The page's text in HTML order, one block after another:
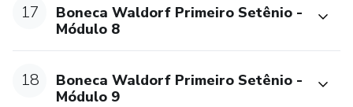
17
Boneca Waldorf Primeiro Setênio -
Módulo 8
18
Boneca Waldorf Primeiro Setênio -
Módulo 9